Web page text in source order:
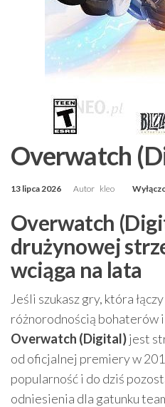
Overwatch
13 lipca 2026 Autor kleo
Overwatch
drużynowej
wciąga na lata
Jeśli szukasz gry, która
różnorodnością bohaterów
Overwatch (Digital)jest
od oficjalnej premiery w
popularność i do dziś
odniesienia dla gatunku